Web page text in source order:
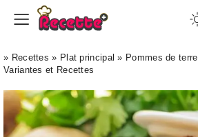
» Recettes » Plat principal » Pommes de
Variantes et Recettes